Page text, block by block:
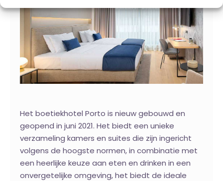
Het boetiekhotel Porto is nieuw gebouwd en
geopend in juni 2021. Het biedt een unieke
verzameling kamers en suites die zijn ingericht
volgens de hoogste normen, in combinatie met
een heerlijke keuze aan eten en drinken in een
onvergetelijke omgeving, het biedt de ideale